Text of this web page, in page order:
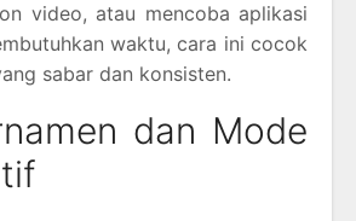
video, atau mencoba aplikasi
waktu, cara ini cocok
sabar dan konsisten.
dan Mode